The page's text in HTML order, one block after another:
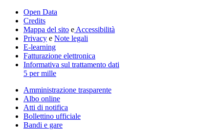
Open Data
Credits
Mappa del sito e Accessibilità
Privacy e Note legali
E-learning
Fatturazione elettronica
Informativa sul trattamento dati
5 per mille
Amministrazione trasparente
Albo online
Atti di notifica
Bollettino ufficiale
Bandi e gare